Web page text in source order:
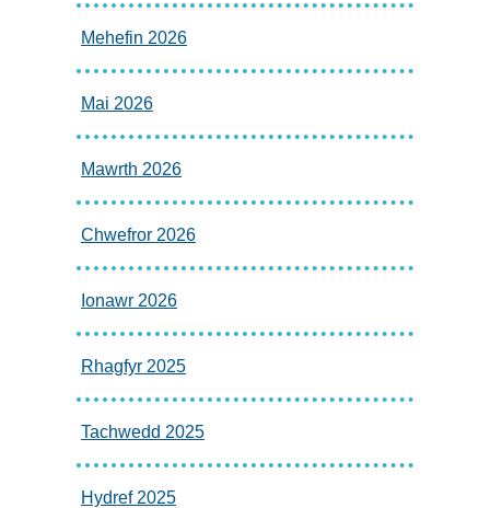
Mehefin 2026
Mai 2026
Mawrth 2026
Chwefror 2026
Ionawr 2026
Rhagfyr 2025
Tachwedd 2025
Hydref 2025